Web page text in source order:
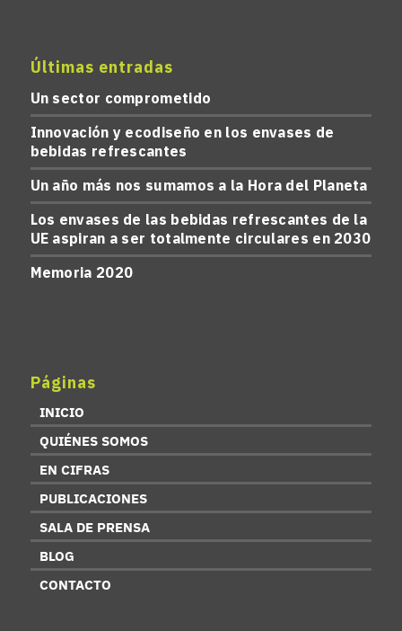
Últimas entradas
Un sector comprometido
Innovación y ecodiseño en los envases de
bebidas refrescantes
Un año más nos sumamos a la Hora del Planeta
Los envases de las bebidas refrescantes de la
UE aspiran a ser totalmente circulares en 2030
Memoria 2020
Páginas
INICIO
QUIÉNES SOMOS
EN CIFRAS
PUBLICACIONES
SALA DE PRENSA
BLOG
CONTACTO